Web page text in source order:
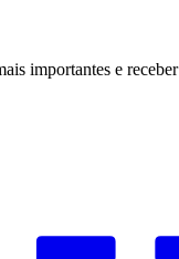
importantes e receber